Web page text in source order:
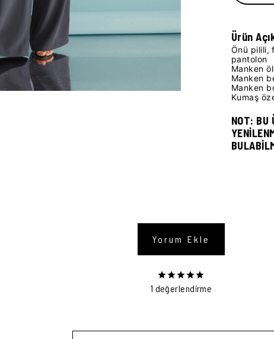
Ürün
Önü pilili,
pantolon
Manken
Manken
Manken
Kumaş
NOT: BU
Yorum Ekle
1 değerlendirme